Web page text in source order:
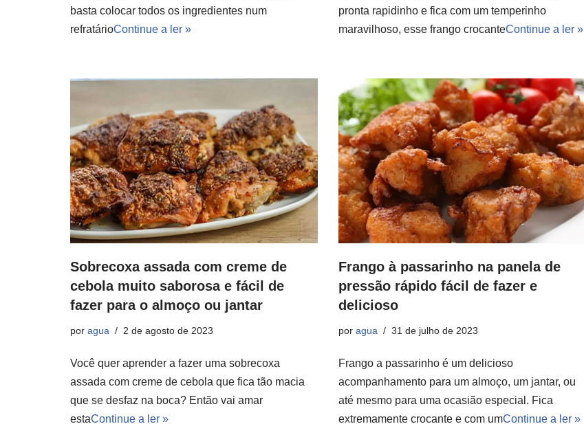
basta colocar todos os ingredientes num
refratárioContinue a ler »
pronta rapidinho e fica com um temperinho
maravilhoso, esse frango crocanteContinue a ler »
Sobrecoxa assada com creme de
cebola muito saborosa e fácil de
fazer para o almoço ou jantar
por agua 2 de agosto de 2023
Você quer aprender a fazer uma sobrecoxa
assada com creme de cebola que fica tão macia
que se desfaz na boca? Então vai amar
estaContinue a ler »
Frango à passarinho na panela de
pressão rápido fácil de fazer e
delicioso
por agua 31 de julho de 2023
Frango a passarinho é um delicioso
acompanhamento para um almoço, um jantar, ou
até mesmo para uma ocasião especial. Fica
extremamente crocante e com umContinue a ler »